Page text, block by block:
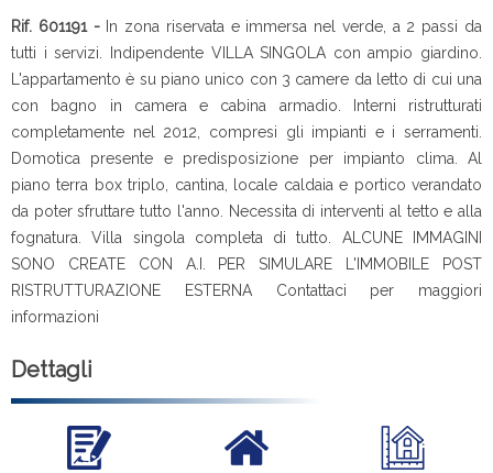
Rif. 601191 - In zona riservata e immersa nel verde, a 2 passi da
tutti i servizi. Indipendente VILLA SINGOLA con ampio giardino.
L'appartamento è su piano unico con 3 camere da letto di cui una
con bagno in camera e cabina armadio. Interni ristrutturati
completamente nel 2012, compresi gli impianti e i serramenti.
Domotica presente e predisposizione per impianto clima. Al
piano terra box triplo, cantina, locale caldaia e portico verandato
da poter sfruttare tutto l'anno. Necessita di interventi al tetto e alla
fognatura. Villa singola completa di tutto. ALCUNE IMMAGINI
SONO CREATE CON A.I. PER SIMULARE L'IMMOBILE POST
RISTRUTTURAZIONE ESTERNA Contattaci per maggiori
informazioni
Dettagli